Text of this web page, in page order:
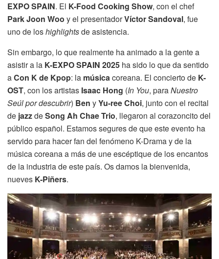
EXPO SPAIN. El K-Food Cooking Show, con el chef
Park Joon Woo y el presentadorVíctor Sandoval, fue
uno de loshighlightsde asistencia.
Sin embargo, lo que realmente ha animado a la gente a
asistir a la K-EXPO SPAIN 2025 ha sido lo que da sentido
aCon K de Kpop: la músicacoreana. El concierto de K-
OST, con los artistas Isaac Hong (In You, paraNuestro
Seúl por descubrir) Ben yYu-ree Choi, junto con el recital
de jazzdeSong Ah Chae Trio, llegaron al corazoncito del
público español. Estamos segures de que este evento ha
servido para hacer fan del fenómeno K-Drama y de la
música coreana a más de une escéptique de los encantos
de la industria de este país. Os damos la bienvenida,
nueves K-Piñers.